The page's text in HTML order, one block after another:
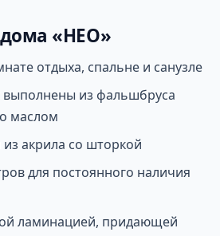
«НЕО»
отдыха, спальне и санузле
выполнены из фальшбруса
маслом
акрила со шторкой
для постоянного наличия
ламинацией, придающей